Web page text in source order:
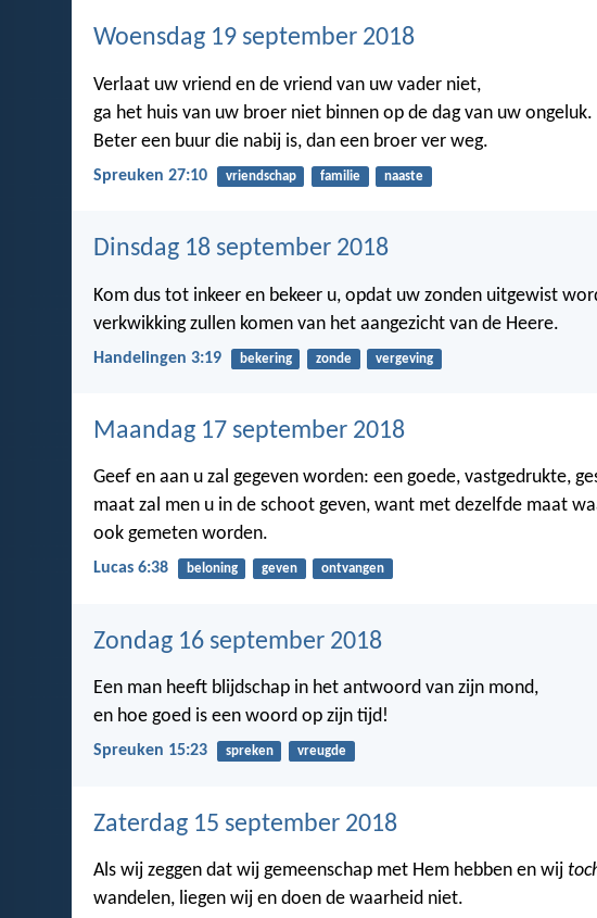
Woensdag 19 september 2018
Verlaat uw vriend en de vriend van uw vader niet,
ga het huis van uw broer niet binnen op de dag van uw ongeluk.
Beter een buur die nabij is, dan een broer ver weg.
Spreuken 27:10 vriendschap familie naaste
Dinsdag 18 september 2018
Kom dus tot inkeer en bekeer u, opdat uw zonden uitgewist
verkwikking zullen komen van het aangezicht van de Heere.
Handelingen 3:19 bekering zonde vergeving
Maandag 17 september 2018
Geef en aan u zal gegeven worden: een goede, vastgedrukte,
maat zal men u in de schoot geven, want met dezelfde maat
ook gemeten worden.
Lucas 6:38 beloning geven ontvangen
Zondag 16 september 2018
Een man heeft blijdschap in het antwoord van zijn mond,
en hoe goed is een woord op zijn tijd!
Spreuken 15:23 spreken vreugde
Zaterdag 15 september 2018
Als wij zeggen dat wij gemeenschap met Hem hebben en wij
wandelen, liegen wij en doen de waarheid niet.